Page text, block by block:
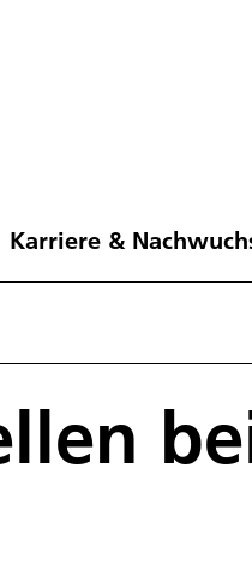
Karriere &